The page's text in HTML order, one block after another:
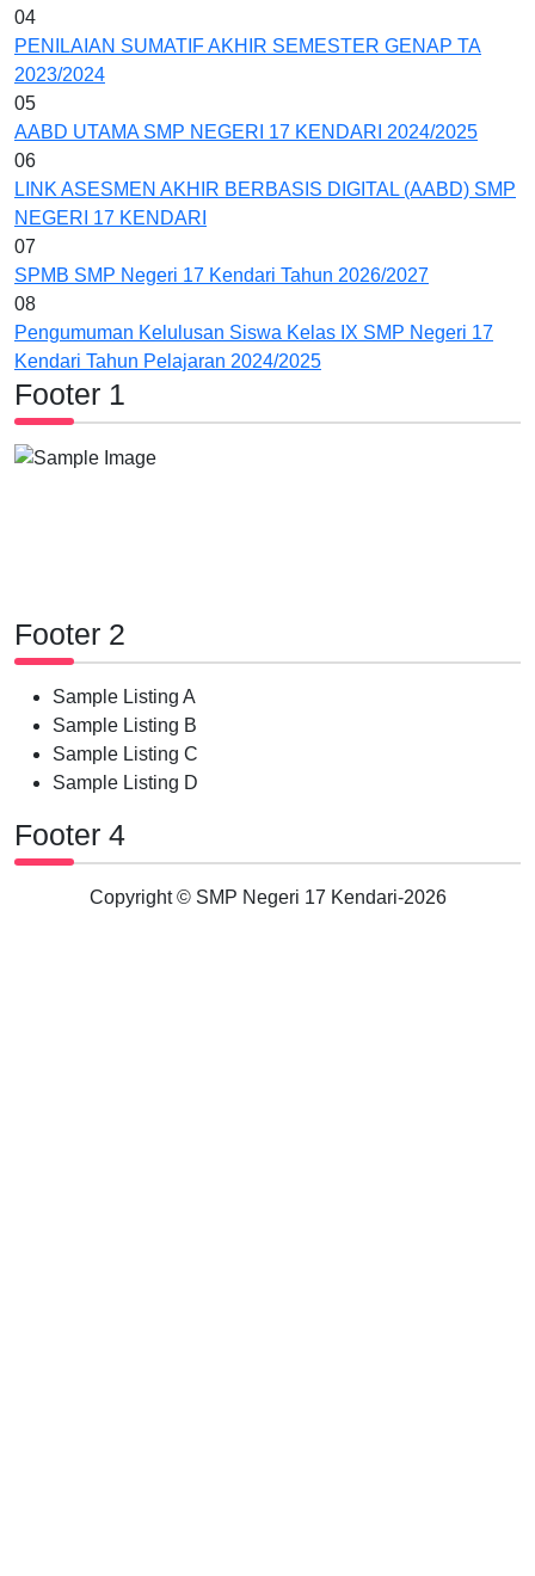
04
PENILAIAN SUMATIF AKHIR SEMESTER GENAP TA
2023/2024
05
AABD UTAMA SMP NEGERI 17 KENDARI 2024/2025
06
LINK ASESMEN AKHIR BERBASIS DIGITAL (AABD) SMP
NEGERI 17 KENDARI
07
SPMB SMP Negeri 17 Kendari Tahun 2026/2027
08
Pengumuman Kelulusan Siswa Kelas IX SMP Negeri 17
Kendari Tahun Pelajaran 2024/2025
Footer 1
Footer 2
Sample Listing A
Sample Listing B
Sample Listing C
Sample Listing D
Footer 4
Copyright © SMP Negeri 17 Kendari-2026